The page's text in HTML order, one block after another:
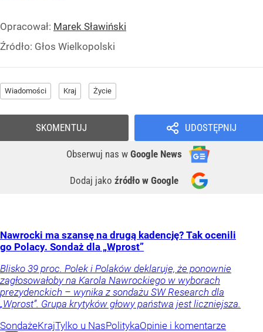
Opracował: Marek Sławiński
Źródło: Głos Wielkopolski
Wiadomości Kraj Życie
UDOSTĘPNIJ
Obserwuj nas w Google News
Dodaj jako źródło w Google
SKOMENTUJ
Nawrocki ma szansę na drugą kadencję? Tak ocenili
go Polacy. Sondaż dla „Wprost”
Blisko 39 proc. Polek i Polaków deklaruje, że ponownie
zagłosowałoby na Karola Nawrockiego w wyborach
prezydenckich – wynika z sondażu SW Research dla
„Wprost”. Grupa krytyków głowy państwa jest liczniejsza.
SondażeKrajTylko u NasPolitykaOpinie i komentarze